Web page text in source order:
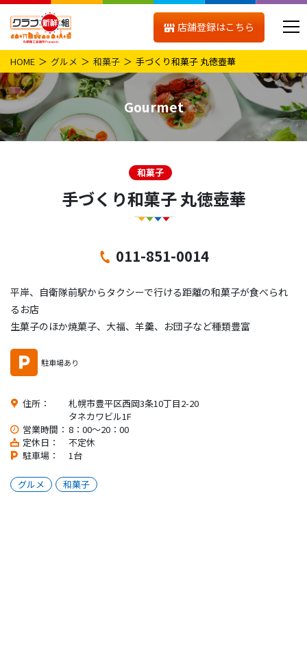
店舗登録はこちら
HOME グルメ 和菓子 手づくり和菓子 丸徳壺華
Gourmet
和菓子
手づくり和菓子 丸徳壺華
011-851-0014
平岸、自衛隊前駅からタクシーで行ける距離の和菓子が食べられ
るお店
生菓子のほか焼菓子、大福、羊羹、お団子など種類豊富
駐車場あり
住所：
札幌市豊平区西岡3条10丁目2-20
タネカワビル1F
営業時間： 8：00～20：00
定休日：
不定休
駐車場：
1台
グルメ 和菓子